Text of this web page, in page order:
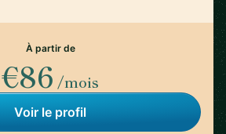
À partir de
€86 /mois
Voir le profil